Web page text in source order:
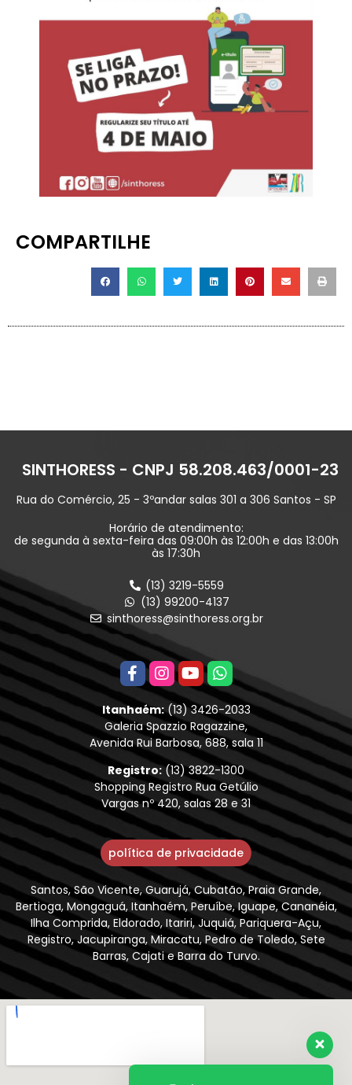
COMPARTILHE
SINTHORESS - CNPJ 58.208.463/0001-23
Rua do Comércio, 25 - 3ºandar salas 301 a 306 Santos - SP
Horário de atendimento:
de segunda à sexta-feira das 09:00h às 12:00h e das 13:00h
às 17:30h
(13) 3219-5559
(13) 99200-4137
sinthoress@sinthoress.org.br
Itanhaém:(13) 3426-2033
Galeria Spazzio Ragazzine,
Avenida Rui Barbosa, 688, sala 11
Registro:(13) 3822-1300
Shopping Registro Rua Getúlio
Vargas nº 420, salas 28 e 31
política de privacidade
Santos, São Vicente, Guarujá, Cubatão, Praia Grande,
Bertioga, Mongaguá, Itanhaém, Peruíbe, Iguape, Cananéia,
Ilha Comprida, Eldorado, Itariri, Juquiá, Pariquera-Açu,
Registro, Jacupiranga, Miracatu, Pedro de Toledo, Sete
Barras, Cajati e Barra do Turvo.